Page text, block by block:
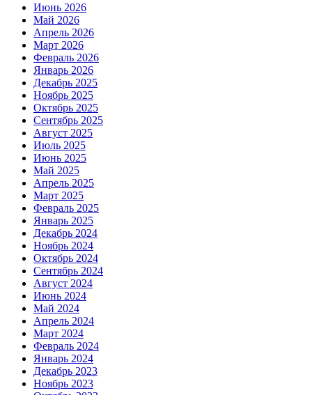
Июнь 2026
Май 2026
Апрель 2026
Март 2026
Февраль 2026
Январь 2026
Декабрь 2025
Ноябрь 2025
Октябрь 2025
Сентябрь 2025
Август 2025
Июль 2025
Июнь 2025
Май 2025
Апрель 2025
Март 2025
Февраль 2025
Январь 2025
Декабрь 2024
Ноябрь 2024
Октябрь 2024
Сентябрь 2024
Август 2024
Июнь 2024
Май 2024
Апрель 2024
Март 2024
Февраль 2024
Январь 2024
Декабрь 2023
Ноябрь 2023